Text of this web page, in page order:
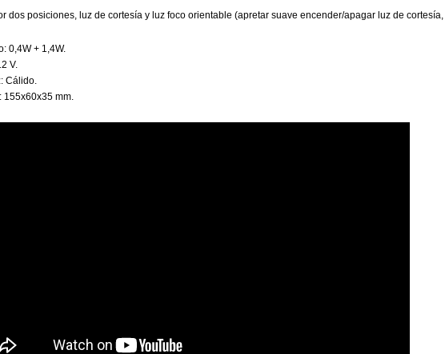
dos posiciones, luz de cortesía y luz foco orientable (apretar suave encender/apagar luz de
0,4W + 1,4W.
V.
Cálido.
155x60x35 mm.